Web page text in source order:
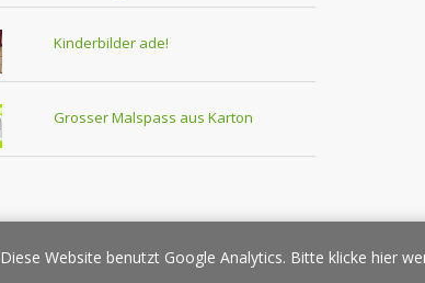
Kinderbilder ade!
Grosser Malspass aus Karton
Über Elternplanet Pressespiegel
Diese Website benutzt Google Analytics. Bitte klicke hier